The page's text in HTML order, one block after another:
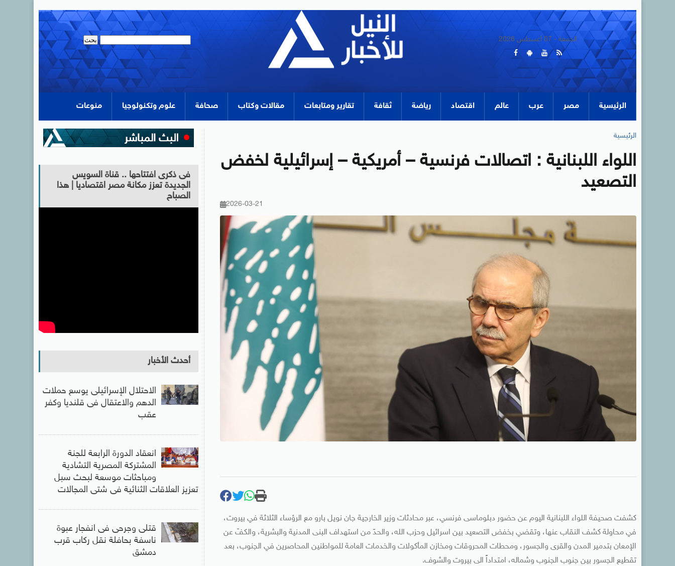
الجمعة - 07 أغسطس 2026
الرئيسية مصر عرب عالم اقتصاد رياضة ثقافة تقارير ومتابعات مقالات وكتاب صحافة علوم وتكنولوجيا منوعات
الرئيسية
اللواء اللبنانية : اتصالات فرنسية – أمريكية – إسرائيلية لخفض
التصعيد
2026-03-21
كشفت صحيفة اللواء اللبنانية اليوم عن حضور دبلوماسى فرنسي، عبر محادثات وزير الخارجية جان نويل بارو مع الرؤساء الثلاثة في بيروت،
في محاولة كشف النقاب عنها، وتقضي بخفض التصعيد بين اسرائيل وحزب الله، والحدّ من استهداف البنى المدنية والبشرية، والكفّ عن
الإمعان بتدمير المدن والقرى والجسور، ومحطات المحروقات ومخازن المأكولات والخدمات العامة للمواطنين المحاصرين في الجنوب، بعد
تقطيع الجسور بين جنوب الجنوب وشماله، امتداداً الى بيروت والشوف.
فى ذكرى افتتاحها .. قناة السويس
الجديدة تعزز مكانة مصر اقتصاديا | هذا
الصباح
أحدث الأخبار
الاحتلال الإسرائيلى يوسع حملات
الدهم والاعتقال فى قلنديا وكفر
عقب
انعقاد الدورة الرابعة للجنة
المشتركة المصرية التشادية
ومباحثات موسعة لبحث سبل
تعزيز العلاقات الثنائية فى شتى المجالات
قتلى وجرحى فى انفجار عبوة
ناسفة بحافلة نقل ركاب قرب
دمشق